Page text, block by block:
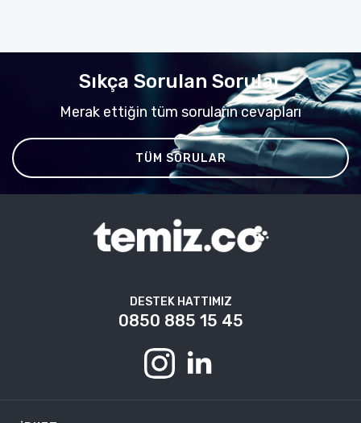
Sıkça Sorulan Sorular
Merak ettiğin tüm soruların cevapları
TÜM SORULAR
DESTEK HATTIMIZ
0850 885 15 45